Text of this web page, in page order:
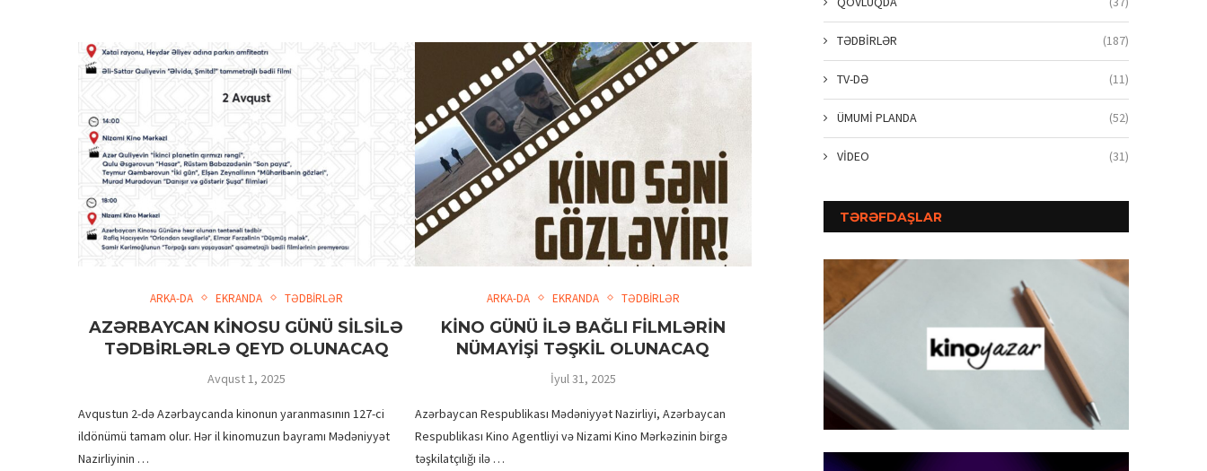
ARKA-DA EKRANDA TƏDBİRLƏR
AZƏRBAYCAN KİNOSU GÜNÜ SİLSİLƏ
TƏDBİRLƏRLƏ QEYD OLUNACAQ
Avqust 1, 2025
Avqustun 2-də Azərbaycanda kinonun yaranmasının 127-ci
ildönümü tamam olur. Hər il kinomuzun bayramı Mədəniyyət
Nazirliyinin …
ARKA-DA EKRANDA TƏDBİRLƏR
KİNO GÜNÜ İLƏ BAĞLI FİLMLƏRİN
NÜMAYİŞİ TƏŞKİL OLUNACAQ
İyul 31, 2025
Azərbaycan Respublikası Mədəniyyət Nazirliyi, Azərbaycan
Respublikası Kino Agentliyi və Nizami Kino Mərkəzinin birgə
təşkilatçılığı ilə …
TƏDBİRLƏR (187)
TV-DƏ (11)
ÜMUMİ PLANDA (52)
VİDEO (31)
TƏRƏFDAŞLAR